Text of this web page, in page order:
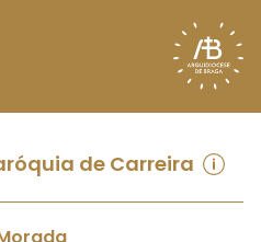
de Carreira